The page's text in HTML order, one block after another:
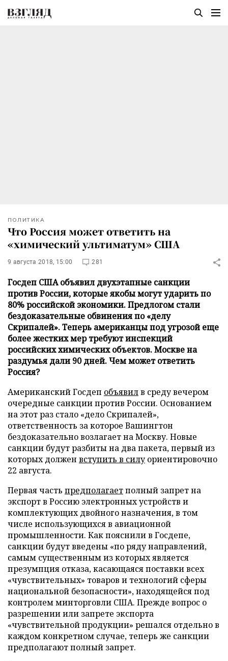
ПОЛИТИКА
Что Россия может ответить на
«химический ультиматум» США
9 августа 2018, 15:00 281
Госдеп США объявил двухэтапные санкции
против России, которые якобы могут ударить по
80% российской экономики. Предлогом стали
бездоказательные обвинения по «делу
Скрипалей». Теперь американцы под угрозой еще
более жестких мер требуют инспекций
российских химических объектов. Москве на
раздумья дали 90 дней. Чем может ответить
Россия?
Американский Госдеп объявилв среду вечером
очередные санкции против России. Основанием
на этот раз стало «дело Скрипалей»,
ответственность за которое Вашингтон
бездоказательно возлагает на Москву. Новые
санкции будут разбиты на два пакета, первый из
которых должен вступить в силуориентировочно
22 августа.
Первая часть предполагаетполный запрет на
экспорт в Россию электронных устройств и
комплектующих двойного назначения, в том
числе использующихся в авиационной
промышленности. Как пояснили в Госдепе,
санкции будут введены «по ряду направлений,
самым существенным из которых является
презумпция отказа, касающаяся поставки всех
«чувствительных» товаров и технологий сферы
национальной безопасности», находящейся под
контролем минторговли США. Прежде вопрос о
разрешении или запрете экспорта
«чувствительной продукции» решался отдельно в
каждом конкретном случае, теперь же санкции
предполагают полный запрет.